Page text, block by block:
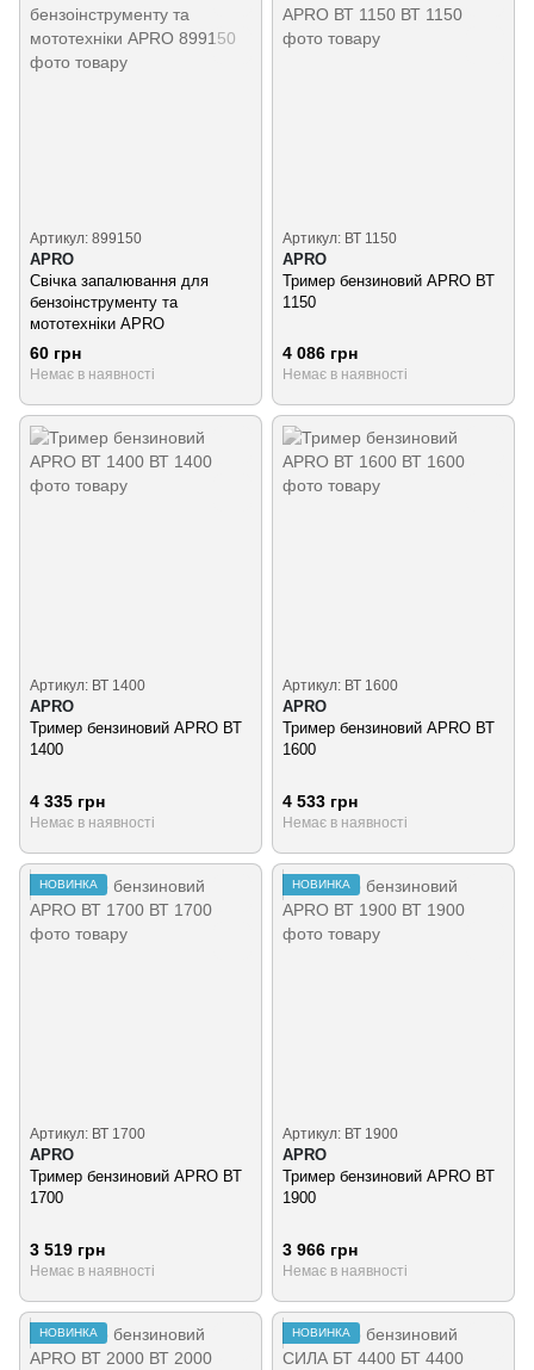
Артикул: 899150
APRO
Свічка запалювання для
бензоінструменту та
мототехніки APRO
60 грн
Немає в наявності
Артикул: ВТ 1150
APRO
Тример бензиновий APRO ВТ
1150
4 086 грн
Немає в наявності
Артикул: ВТ 1400
APRO
Тример бензиновий APRO ВТ
1400
4 335 грн
Немає в наявності
Артикул: ВТ 1600
APRO
Тример бензиновий APRO ВТ
1600
4 533 грн
Немає в наявності
НОВИНКА
Артикул: ВТ 1700
APRO
Тример бензиновий APRO ВТ
1700
3 519 грн
Немає в наявності
НОВИНКА
Артикул: ВТ 1900
APRO
Тример бензиновий APRO ВТ
1900
3 966 грн
Немає в наявності
НОВИНКА НОВИНКА